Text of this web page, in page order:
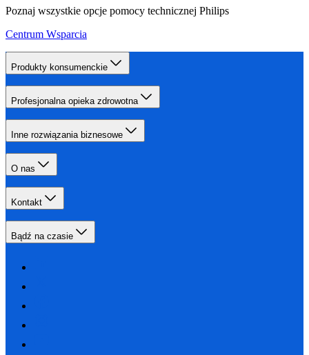
Poznaj wszystkie opcje pomocy technicznej Philips
Centrum Wsparcia
Produkty konsumenckie
Profesjonalna opieka zdrowotna
Inne rozwiązania biznesowe
O nas
Kontakt
Bądź na czasie